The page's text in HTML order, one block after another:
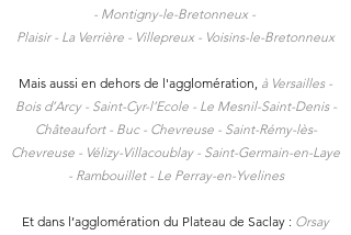
- Montigny-le-Bretonneux -
Plaisir - La Verrière - Villepreux - Voisins-le-Bretonneux
Mais aussi en dehors de l'agglomération, à Versailles -
Bois d’Arcy - Saint-Cyr-l’Ecole - Le Mesnil-Saint-Denis -
Châteaufort - Buc - Chevreuse - Saint-Rémy-lès-
Chevreuse - Vélizy-Villacoublay - Saint-Germain-en-Laye
- Rambouillet - Le Perray-en-Yvelines
Et dans l’agglomération du Plateau de Saclay : Orsay